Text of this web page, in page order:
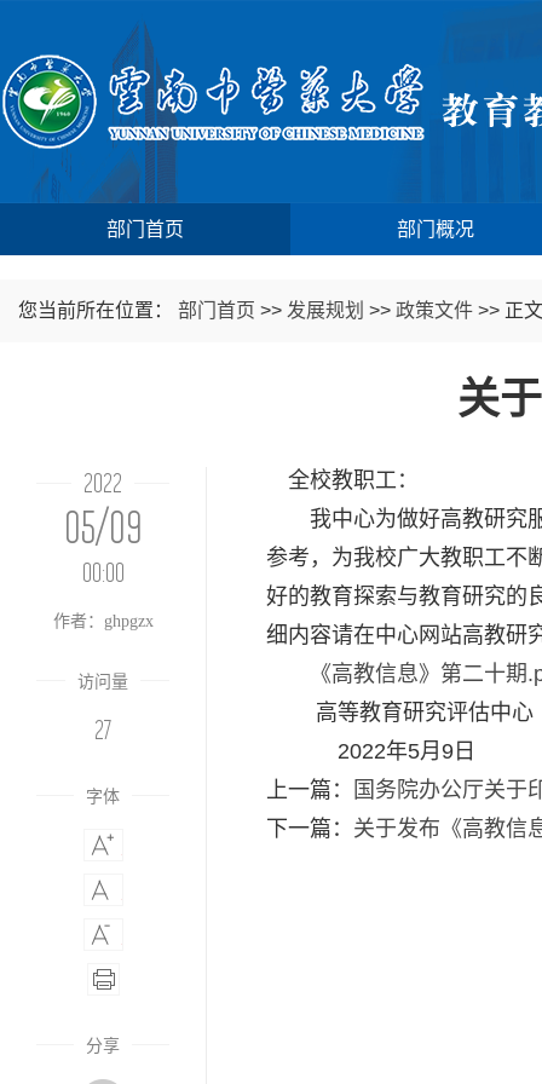
部门首页 部门概况
您当前所在位置： 部门首页 >> 发展规划 >> 政策文件 >> 正文
2022
05/09
00:00
作者：ghpgzx
访问量
27
字体
分享
关
全校教职工：
我中心为做好高教研究服
参考，为我校广大教职工不
好的教育探索与教育研究的
细内容请在中心网站高教研
《高教信息》第二十期
高等教育研究评估中心
2022年5月9日
上一篇：
国务院办公厅关于
下一篇： 关于发布《高教信